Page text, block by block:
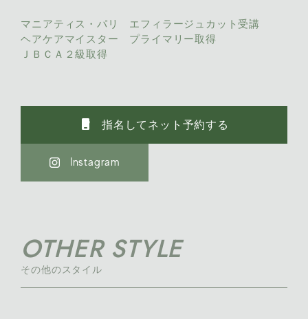
マニアティス・パリ エフィラージュカット受講
ヘアケアマイスター プライマリー取得
ＪＢＣＡ２級取得
phone_iphone 指名してネット予約する
Instagram
OTHER STYLE
その他のスタイル